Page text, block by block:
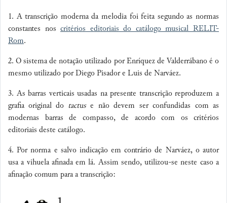
1. A transcrição moderna da melodia foi feita segundo as normas
constantes nos critérios editoriais do catálogo musical RELIT-
Rom.
2. O sistema de notação utilizado por Enríquez de Valderrábano é o
mesmo utilizado por Diego Pisador e Luis de Narváez.
3. As barras verticais usadas na presente transcrição reproduzem a
grafia original do
tactus e não devem ser confundidas com as
modernas barras de compasso, de acordo com os critérios
editoriais deste catálogo.
4. Por norma e salvo indicação em contrário de Narváez, o autor
usa a vihuela afinada em lá. Assim sendo, utilizou-se neste caso a
afinação comum para a transcrição: